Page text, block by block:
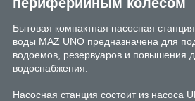
Бытовая компактная насосная
воды MAZ UNO предназначена для
водоемов, резервуаров и повышения
водоснабжения.
Насосная станция состоит из насоса